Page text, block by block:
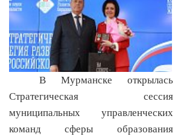
В Мурманске открылась
Стратегическая сессия
муниципальных управленческих
команд сферы образования